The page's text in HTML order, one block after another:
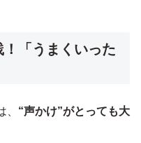
「うまくいった
“声かけ”がとっても大